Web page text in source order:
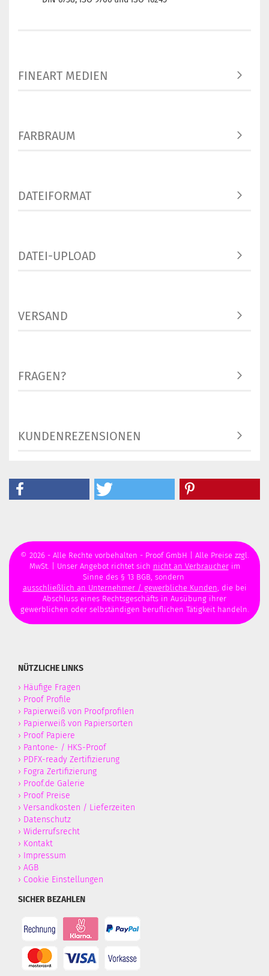
FINEART MEDIEN
FARBRAUM
DATEIFORMAT
DATEI-UPLOAD
VERSAND
FRAGEN?
KUNDENREZENSIONEN
© 2026 - Alle Rechte vorbehalten - Proof GmbH | Alle Preise zzgl.
MwSt. | Unser Angebot richtet sich nicht an Verbraucherim
Sinne des § 13 BGB, sondern
ausschließlich an Unternehmer / gewerbliche Kunden, die bei
Abschluss eines Rechtsgeschäfts in Ausübung ihrer
gewerblichen oder selbständigen beruflichen Tätigkeit handeln.
NÜTZLICHE LINKS
› Häufige Fragen
› Proof Profile
› Papierweiß von Proofprofilen
› Papierweiß von Papiersorten
› Proof Papiere
› Pantone- / HKS-Proof
› PDFX-ready Zertifizierung
› Fogra Zertifizierung
› Proof.de Galerie
› Proof Preise
› Versandkosten / Lieferzeiten
› Datenschutz
› Widerrufsrecht
› Kontakt
› Impressum
› AGB
› Cookie Einstellungen
SICHER BEZAHLEN